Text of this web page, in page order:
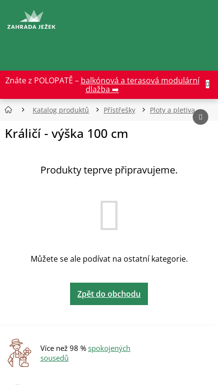
obsah
Znáte z POLOPATĚ – balkónová a terasová modulární
dlažba ➡️
Katalog produktů Přístřešky Ploty a pletiva
Králičí - výška 100 cm
Produkty teprve připravujeme.
Můžete se ale podívat na ostatní kategorie.
Zpět do obchodu
Více než 98 % spokojených
sousedů